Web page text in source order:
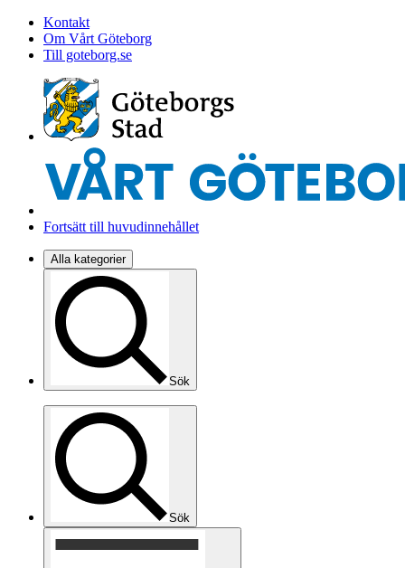
Kontakt
Om Vårt Göteborg
Till goteborg.se
Fortsätt till huvudinnehållet
Alla kategorier
Sök
Sök